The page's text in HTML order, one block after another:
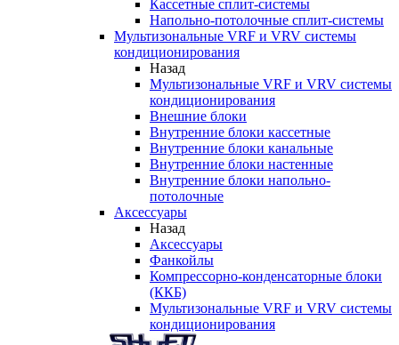
Кассетные сплит-системы
Напольно-потолочные сплит-системы
Мультизональные VRF и VRV системы
кондиционирования
Назад
Мультизональные VRF и VRV системы
кондиционирования
Внешние блоки
Внутренние блоки кассетные
Внутренние блоки канальные
Внутренние блоки настенные
Внутренние блоки напольно-
потолочные
Аксессуары
Назад
Аксессуары
Фанкойлы
Компрессорно-конденсаторные блоки
(ККБ)
Мультизональные VRF и VRV системы
кондиционирования